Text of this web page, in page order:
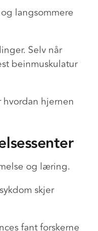
langsommere
Selv når
beinmuskulatur
hjernen
og læring.
skjer
fant forskerne